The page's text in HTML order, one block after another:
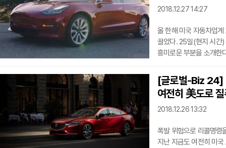
2018.12.27 14:27
올 한해 미국 자동차업
끌었다. 25일(현지 시간) 비즈니스 인사이더가 발표한 자동차 업계 스토리 톱13 중
흥미로운 부분을 소개한다. 테슬라의 일론 머스크 CEO 때문만은 아니었지
발언으로 세간의 관심을
자금을 모았다는 주장을
취소하는 돌발행동으로
마리화나를 흡연하는 장
[글로벌-Biz 24]
여전히 美도로
2018.12.26 13:32
폭발 위험으로 리콜명령
지난 지금도 여전히 미